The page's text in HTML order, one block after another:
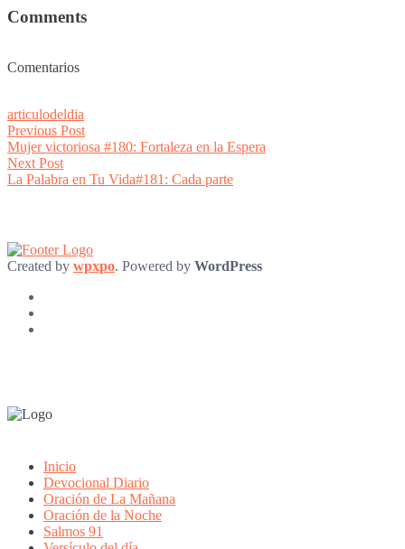
Comments
Comentarios
articulodeldia
Post
navigation
Previous PostPrevious
post:
Mujer victoriosa #180: Fortaleza en la Espera
Next PostNext
post:
La Palabra en Tu Vida#181: Cada parte
Created by wpxpo. Powered by WordPress
Inicio
Devocional Diario
Oración de La Mañana
Oración de la Noche
Salmos 91